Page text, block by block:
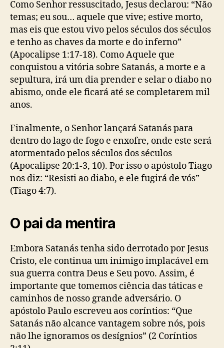
Como Senhor ressuscitado, Jesus declarou: “Não
temas; eu sou… aquele que vive; estive morto,
mas eis que estou vivo pelos séculos dos séculos
e tenho as chaves da morte e do inferno”
(Apocalipse 1:17-18). Como Aquele que
conquistou a vitória sobre Satanás, a morte e a
sepultura, irá um dia prender e selar o diabo no
abismo, onde ele ficará até se completarem mil
anos.
Finalmente, o Senhor lançará Satanás para
dentro do lago de fogo e enxofre, onde este será
atormentado pelos séculos dos séculos
(Apocalipse 20:1-3, 10). Por isso o apóstolo Tiago
nos diz: “Resisti ao diabo, e ele fugirá de vós”
(Tiago 4:7).
O pai da mentira
Embora Satanás tenha sido derrotado por Jesus
Cristo, ele continua um inimigo implacável em
sua guerra contra Deus e Seu povo. Assim, é
importante que tomemos ciência das táticas e
caminhos de nosso grande adversário. O
apóstolo Paulo escreveu aos coríntios: “Que
Satanás não alcance vantagem sobre nós, pois
não lhe ignoramos os desígnios” (2 Coríntios